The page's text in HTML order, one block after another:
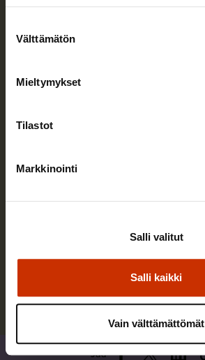
valinta
Välttämätön
Mieltymykset
Tilastot
Markkinointi
Salli kaikki
Salli valitut
Vain välttämättömät
Lue lisää kirjoittajasta
Jaa